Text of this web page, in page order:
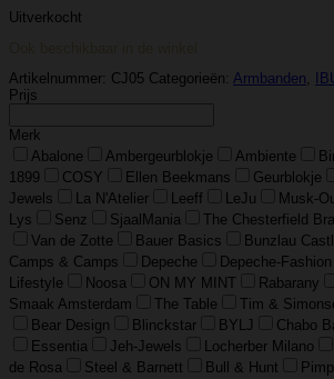
Uitverkocht
Artikelnummer: CJ05 Categorieën: Armbanden,
Prijs
Merk
Abalone
Ambergeurblokje Ambiente
1899
COSY Ellen Beekmans Geurblokje
Jewels
La N'Atelier Leeff LeJu Musk-
Lys
Senz SjaalMania The Chesterfield
Van de Zotte
Bauer Basics Bunzlau
Camps & Camps
Depeche Depeche-Fashion
Lifestyle
Noosa ON MY MINT Rabarany
Smaak Amsterdam
The Table Tim &
Bear Design
Blinckstar BYLJ Chabo
Essentia
Jeh-Jewels Locherber Milano
de Rosa
Steel & Barnett Bull & Hunt